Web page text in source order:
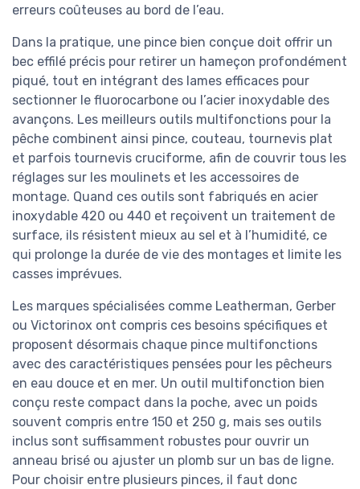
erreurs coûteuses au bord de l’eau.
Dans la pratique, une pince bien conçue doit offrir un
bec effilé précis pour retirer un hameçon profondément
piqué, tout en intégrant des lames efficaces pour
sectionner le fluorocarbone ou l’acier inoxydable des
avançons. Les meilleurs outils multifonctions pour la
pêche combinent ainsi pince, couteau, tournevis plat
et parfois tournevis cruciforme, afin de couvrir tous les
réglages sur les moulinets et les accessoires de
montage. Quand ces outils sont fabriqués en acier
inoxydable 420 ou 440 et reçoivent un traitement de
surface, ils résistent mieux au sel et à l’humidité, ce
qui prolonge la durée de vie des montages et limite les
casses imprévues.
Les marques spécialisées comme Leatherman, Gerber
ou Victorinox ont compris ces besoins spécifiques et
proposent désormais chaque pince multifonctions
avec des caractéristiques pensées pour les pêcheurs
en eau douce et en mer. Un outil multifonction bien
conçu reste compact dans la poche, avec un poids
souvent compris entre 150 et 250 g, mais ses outils
inclus sont suffisamment robustes pour ouvrir un
anneau brisé ou ajuster un plomb sur un bas de ligne.
Pour choisir entre plusieurs pinces, il faut donc